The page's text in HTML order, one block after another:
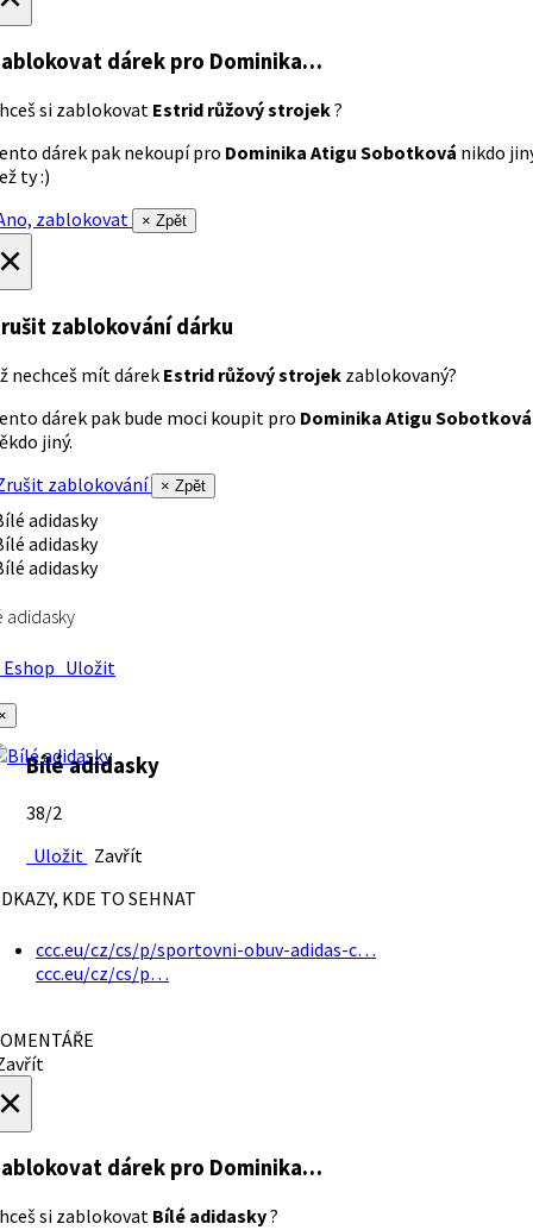
dárek pro Dominika…
si zablokovat Estrid růžový strojek?
dárek pak nekoupí pro Dominika Atigu Sobotková nikdo
ty :)
zablokovat
× Zpět
zablokování dárku
nechceš mít dárek Estrid růžový strojek zablokovaný?
dárek pak bude moci koupit pro Dominika Atigu Sobotková
jiný.
zablokování
× Zpět
adidasky
Uložit
Bílé adidasky
38/2
Uložit Zavřít
KDE TO SEHNAT
ccc.eu/cz/cs/p/sportovni-obuv-adidas-c…
ccc.eu/cz/cs/p…
dárek pro Dominika…
si zablokovat Bílé adidasky?